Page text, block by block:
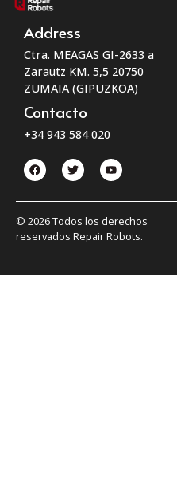
Address
Ctra. MEAGAS GI-2633 a
Zarautz KM. 5,5 20750
ZUMAIA (GIPUZKOA)
Contacto
+34 943 584 020
© 2026 Todos los derechos
reservados Repair Robots.